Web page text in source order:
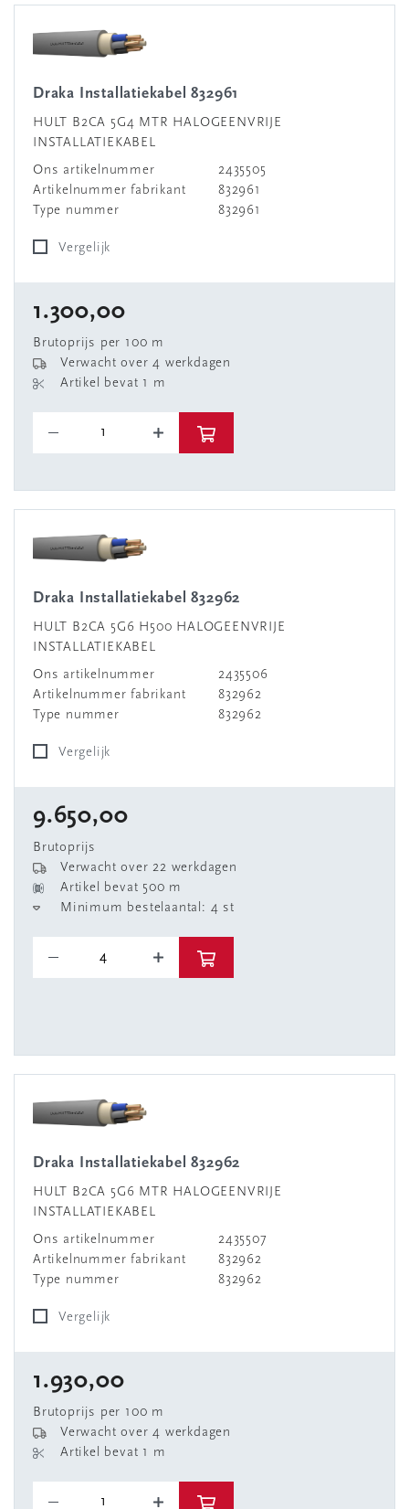
Draka Installatiekabel 832961
HULT B2CA 5G4 MTR HALOGEENVRIJE
INSTALLATIEKABEL
Ons artikelnummer
2435505
Artikelnummer fabrikant
832961
Type nummer
832961
Vergelijk
1.300,00
Brutoprijs per 100 m
Verwacht over 4 werkdagen
Artikel bevat 1 m
Draka Installatiekabel 832962
HULT B2CA 5G6 H500 HALOGEENVRIJE
INSTALLATIEKABEL
Ons artikelnummer
2435506
Artikelnummer fabrikant
832962
Type nummer
832962
Vergelijk
9.650,00
Brutoprijs
Verwacht over 22 werkdagen
Artikel bevat 500 m
Minimum bestelaantal: 4 st
Draka Installatiekabel 832962
HULT B2CA 5G6 MTR HALOGEENVRIJE
INSTALLATIEKABEL
Ons artikelnummer
2435507
Artikelnummer fabrikant
832962
Type nummer
832962
Vergelijk
1.930,00
Brutoprijs per 100 m
Verwacht over 4 werkdagen
Artikel bevat 1 m